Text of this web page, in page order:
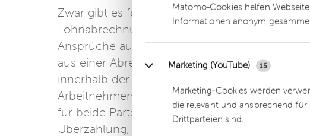
Matomo-Cookies helfen
Informationen anonym
Marketing (YouTube) 15
Marketing-Cookies werden
die relevant und ansprechend
Drittparteien sind.
Zwar gibt es für Arbeitnehmer keine
Lohnabrechnungen, jedoch sehen viele
Ansprüche aus dem Arbeitsverhältnis vor.
aus einer Abrechnung zu seinen Lasten
innerhalb der Ausschlussfristen tun.
Arbeitnehmers verfallen bzw. verjähren.
für beide Parteien, sodass auch der
Überzahlung, innerhalb der Ausschlussfristen